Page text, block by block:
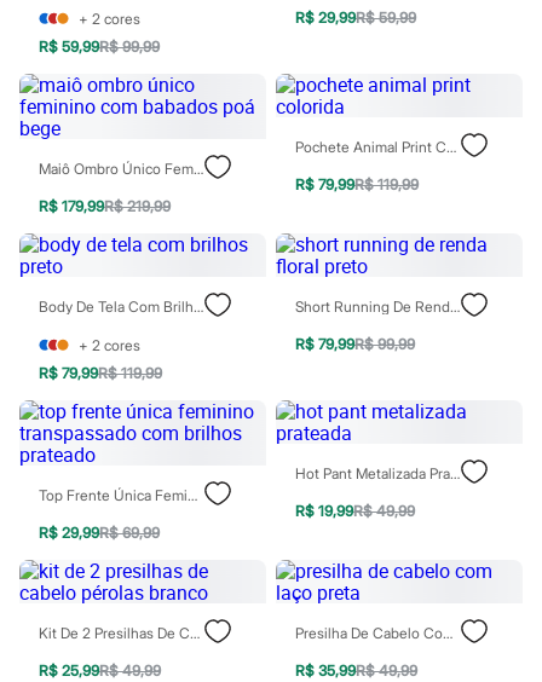
Todos os produtos
Infantil
Em alta
Arrumadinho para os meninos
Romântico para as meninas
Inverno
Novidades
Roupas menina
1 a 5 anos
4 a 12 anos
10 a 16 anos
Roupas menino
0 a 24 meses
1 a 5 anos
4 a 12 anos
10 a 16 anos
Acessórios
Recém-nascido
Bolsas e Mochilas
Chapéus
Calçados
Botas
Pantufas
Rasteirinhas
Sandálias
Tênis
Diversão
Marcas
Baby Club
+ 2 cores
R$ 59,99R$ 99,99
R$ 29,99R$ 59,99
Maiô Ombro Único Feminino Com Babados Poá Bege
R$ 179,99R$ 219,99
Pochete Animal Print Colorida
R$ 79,99R$ 119,99
Body De Tela Com Brilhos Preto
+ 2 cores
R$ 79,99R$ 119,99
Short Running De Renda Floral Preto
R$ 79,99R$ 99,99
Top Frente Única Feminino Transpassado Com Brilhos Prateado
R$ 29,99R$ 69,99
Hot Pant Metalizada Prateada
R$ 19,99R$ 49,99
Kit De 2 Presilhas De Cabelo Pérolas Branco
R$ 25,99R$ 49,99
Presilha De Cabelo Com Laço Preta
R$ 35,99R$ 49,99